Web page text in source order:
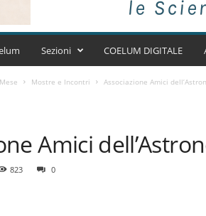
C
t
Sezioni COELUM DIGITALE
Mostre e Incontri Associazione Amici
Amici
823 0